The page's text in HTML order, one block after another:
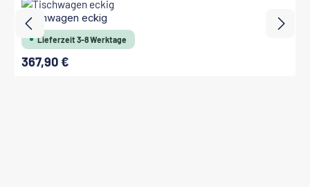
Tischwagen eckig
Lieferzeit 3-8 Werktage
Regulärer Preis:
367,90 €